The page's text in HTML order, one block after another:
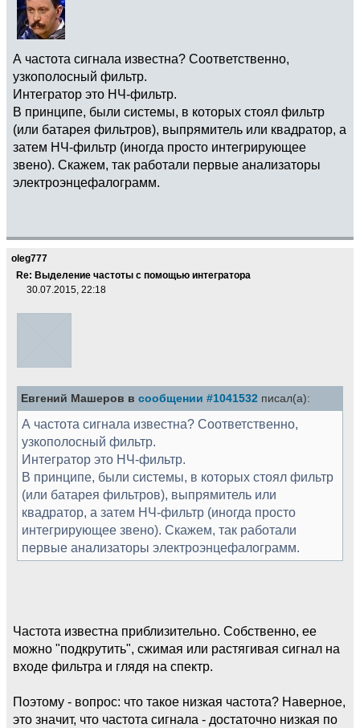
А частота сигнала известна? Соответственно,
узкополосный фильтр.
Интегратор это НЧ-фильтр.
В принципе, были системы, в которых стоял фильтр
(или батарея фильтров), выпрямитель или квадратор, а
затем НЧ-фильтр (иногда просто интегрирующее
звено). Скажем, так работали первые анализаторы
электроэнцефалограмм.
oleg777
Re: Выделение частоты с помощью интегратора
30.07.2015, 22:18
Евгений Машеров в сообщении #1041532 писал(а):
А частота сигнала известна? Соответственно,
узкополосный фильтр.
Интегратор это НЧ-фильтр.
В принципе, были системы, в которых стоял фильтр
(или батарея фильтров), выпрямитель или
квадратор, а затем НЧ-фильтр (иногда просто
интегрирующее звено). Скажем, так работали
первые анализаторы электроэнцефалограмм.
Частота известна приблизительно. Собственно, ее
можно "подкрутить", сжимая или растягивая сигнал на
входе фильтра и глядя на спектр.
Поэтому - вопрос: что такое низкая частота? Наверное,
это значит, что частота сигнала - достаточно низкая по